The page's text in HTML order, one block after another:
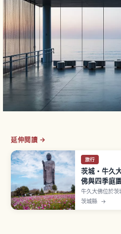
延伸閱讀 →
旅行
茨城・牛久
佛與四季庭
牛久大佛位於茨
像之一，正式名
茨城縣 →